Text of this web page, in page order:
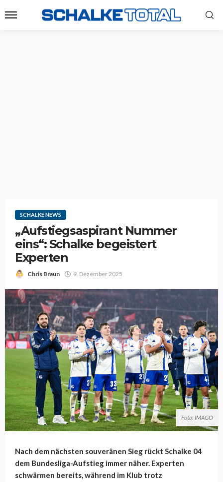
SCHALKE NEWS
„Aufstiegsaspirant Nummer
eins“: Schalke begeistert
Experten
Chris Braun 9. Dezember 2025
Foto: IMAGO
Nach dem nächsten souveränen Sieg rückt Schalke 04
dem Bundesliga-Aufstieg immer näher. Experten
schwärmen bereits, während im Klub trotz